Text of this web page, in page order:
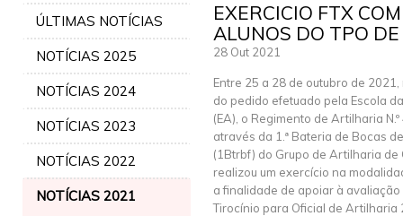
ÚLTIMAS NOTÍCIAS
NOTÍCIAS 2025
NOTÍCIAS 2024
NOTÍCIAS 2023
NOTÍCIAS 2022
NOTÍCIAS 2021
EXERCICIO FTX
ALUNOS DO TPO
28 Out 2021
Entre 25 a 28 de outubro de
do pedido efetuado pela Escola
(EA), o Regimento de Artilharia N.º
através da 1.ª Bateria de Bocas
(1Btrbf) do Grupo de Artilharia
realizou um exercício na
a finalidade de apoiar à
Tirocínio para Oficial de Artilharia